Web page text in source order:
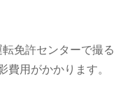
免許センターで撮る
費用がかかります。